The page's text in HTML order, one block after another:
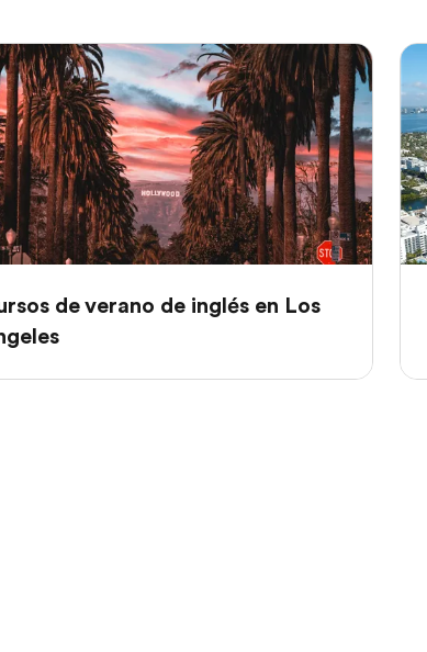
de verano de inglés en Los